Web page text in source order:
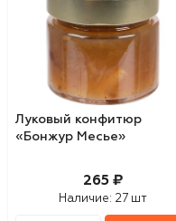
Луковый конфитюр
«Бонжур Месье»
265 ₽
Наличие: 27 шт